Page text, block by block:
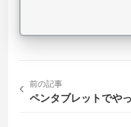
‹ 前の記事
ペンタブレットでや